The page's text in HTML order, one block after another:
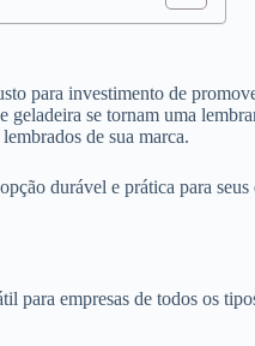
para investimento de
se tornam uma
de sua marca.
durável e prática para
para empresas de todos os